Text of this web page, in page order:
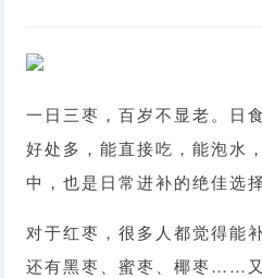
一日三枣，百岁不显老。日
好处多，能直接吃，能泡水
中，也是日常进补的绝佳选
对于红枣，很多人都觉得能
还有黑枣、蜜枣、椰枣……